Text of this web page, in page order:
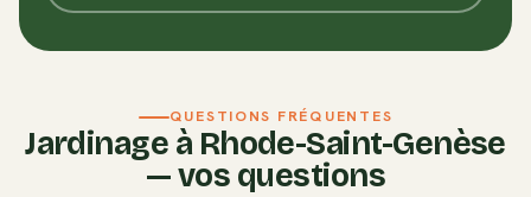
QUESTIONS FRÉQUENTES
Jardinage à Rhode-Saint-Genèse
— vos questions